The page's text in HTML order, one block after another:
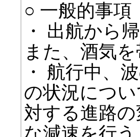
○ 一般的事項
・ 出航から
また、酒気
・ 航行中、
の状況につ
対する進路